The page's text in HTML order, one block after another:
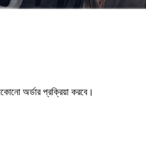
অর্ডার প্রক্রিয়া করবে।